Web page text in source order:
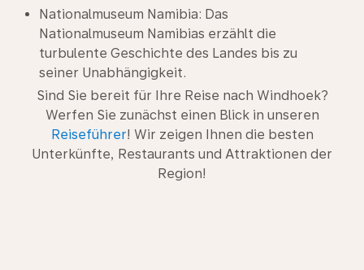
Nationalmuseum Namibia: Das
Nationalmuseum Namibias erzählt die
turbulente Geschichte des Landes bis zu
seiner Unabhängigkeit.
Sind Sie bereit für Ihre Reise nach Windhoek?
Werfen Sie zunächst einen Blick in unseren
Reiseführer! Wir zeigen Ihnen die besten
Unterkünfte, Restaurants und Attraktionen der
Region!